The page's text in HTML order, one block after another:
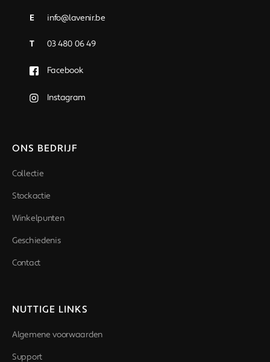
E info@lavenir.be
T 03 480 06 49
Facebook
Instagram
ONS BEDRIJF
Collectie
Stockactie
Winkelpunten
Geschiedenis
Contact
NUTTIGE LINKS
Algemene voorwaarden
Support